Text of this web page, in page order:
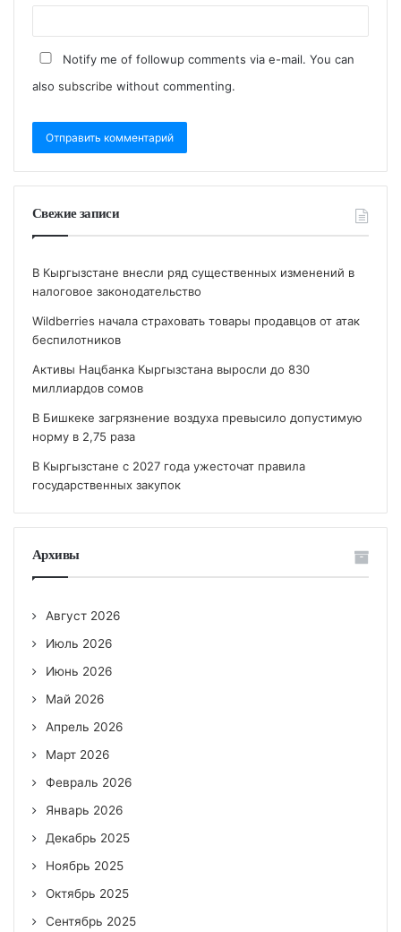
Notify me of followup comments via e-mail. You can
also subscribe without commenting.
Свежие записи
В Кыргызстане внесли ряд существенных изменений в
налоговое законодательство
Wildberries начала страховать товары продавцов от атак
беспилотников
Активы Нацбанка Кыргызстана выросли до 830
миллиардов сомов
В Бишкеке загрязнение воздуха превысило допустимую
норму в 2,75 раза
В Кыргызстане с 2027 года ужесточат правила
государственных закупок
Архивы
Август 2026
Июль 2026
Июнь 2026
Май 2026
Апрель 2026
Март 2026
Февраль 2026
Январь 2026
Декабрь 2025
Ноябрь 2025
Октябрь 2025
Сентябрь 2025